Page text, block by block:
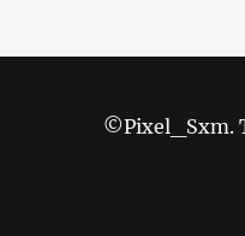
©Pixel_Sxm.